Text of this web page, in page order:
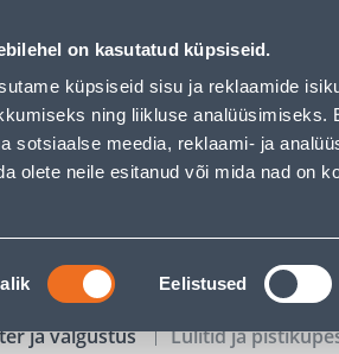
on kasutatud küpsiseid.
küpsiseid sisu ja reklaamide
ning liikluse analüüsimiseks.
sotsiaalse meedia, reklaami- ja
olete neile esitanud või mida nad on
Eelistused
Klienditeenindus Teenused
KAMPAANIAD
ja valgustus Lülitid ja